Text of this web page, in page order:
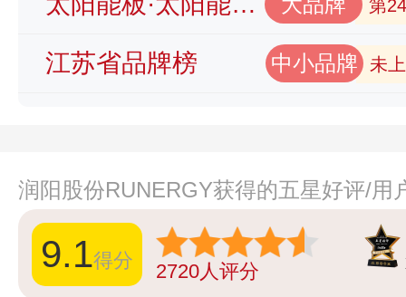
第
江苏省品牌榜 中小品牌 未
润阳股份RUNERGY获得的五星好评/用
9.1得分 2720人评分